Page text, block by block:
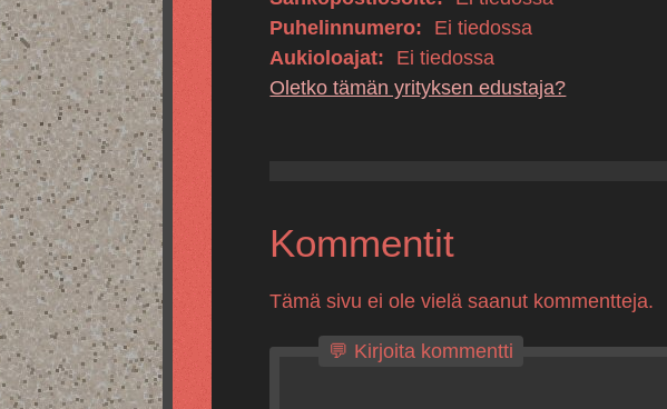
Puhelinnumero:
Ei tiedossa
Aukioloajat:
Ei tiedossa
Oletko tämän yrityksen edustaja?
Kommentit
Tämä sivu ei ole vielä saanut kommentteja.
💬 Kirjoita kommentti